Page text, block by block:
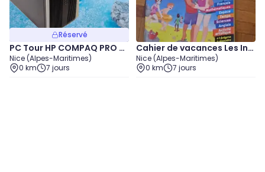
Réservé
PC Tour HP COMPAQ PRO 6
300MT
Nice (Alpes-Maritimes)
0 km
7 jours
Cahier de vacances Les Inc
ollables CE2/CM1
Nice (Alpes-Maritimes)
0 km
7 jours